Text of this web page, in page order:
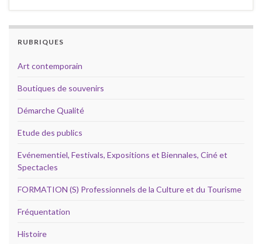
RUBRIQUES
Art contemporain
Boutiques de souvenirs
Démarche Qualité
Etude des publics
Evénementiel, Festivals, Expositions et Biennales, Ciné et
Spectacles
FORMATION (S) Professionnels de la Culture et du Tourisme
Fréquentation
Histoire